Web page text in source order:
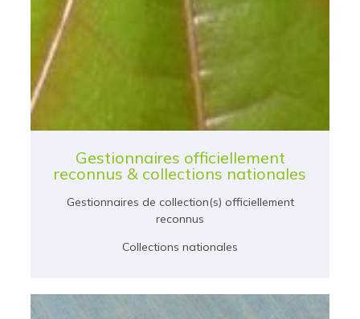
Gestionnaires officiellement
reconnus & collections nationales
Gestionnaires de collection(s) officiellement
reconnus
Collections nationales